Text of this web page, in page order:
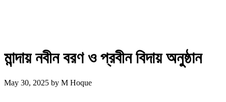
মান্দায় নবীন বরণ ও প্রবীন বিদায় অনুষ্ঠান
May 30, 2025 by M Hoque